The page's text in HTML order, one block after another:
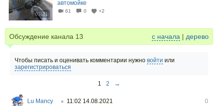
03:21
автомойке
61 0 +2
Обсуждение канала 13 с начала | дерево
Чтобы писать и оценивать комментарии нужно войти или
зарегистрироваться
1 2 →
Lu Mancy ○ 11:02 14.08.2021 0